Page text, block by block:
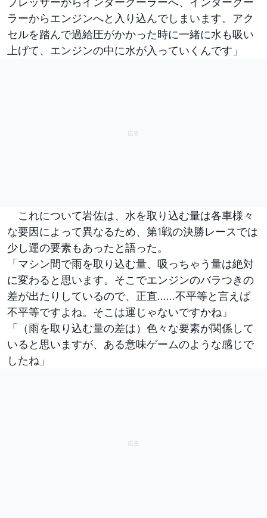
ラーからエンジンへと入り込んでしまいます。アク
セルを踏んで過給圧がかかった時に一緒に水も吸い
上げて、エンジンの中に水が入っていくんです」
これについて岩佐は、水を取り込む量は各車様々
な要因によって異なるため、第1戦の決勝レースでは
少し運の要素もあったと語った。
「マシン間で雨を取り込む量、吸っちゃう量は絶対
に変わると思います。そこでエンジンのバラつきの
差が出たりしているので、正直……不平等と言えば
不平等ですよね。そこは運じゃないですかね」
「（雨を取り込む量の差は）色々な要素が関係して
いると思いますが、ある意味ゲームのような感じで
したね」